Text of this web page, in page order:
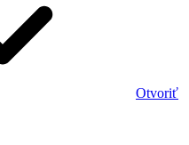
Otvoriť